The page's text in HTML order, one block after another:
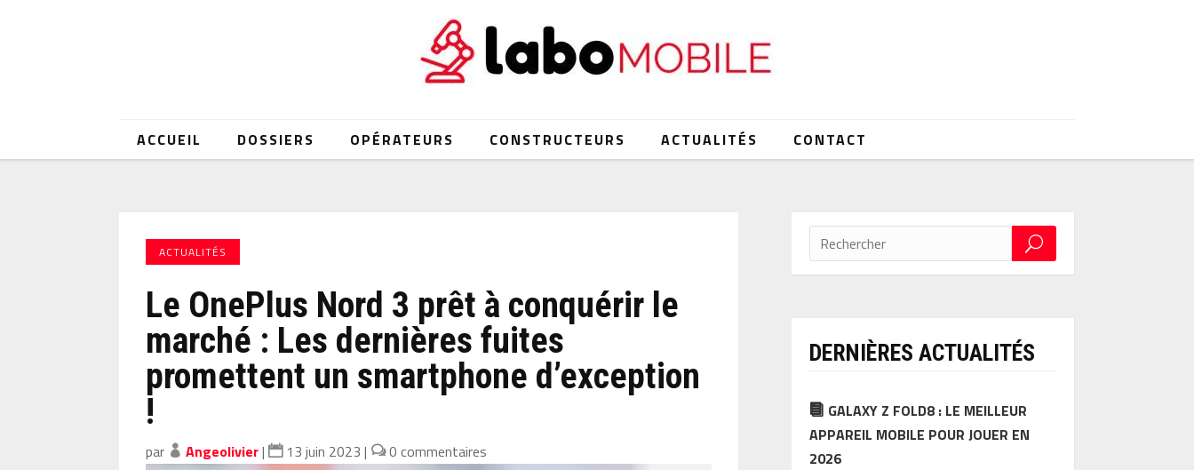
ACCUEIL DOSSIERS OPÉRATEURS CONSTRUCTEURS ACTUALITÉS CONTACT
ACTUALITÉS
Le OnePlus Nord 3 prêt à conquérir le
marché : Les dernières fuites
promettent un smartphone d’exception
!
par Angeolivier| 13 juin 2023 | 0 commentaires
DERNIÈRES ACTUALITÉS
GALAXY Z FOLD8 : LE MEILLEUR
APPAREIL MOBILE POUR JOUER EN
2026